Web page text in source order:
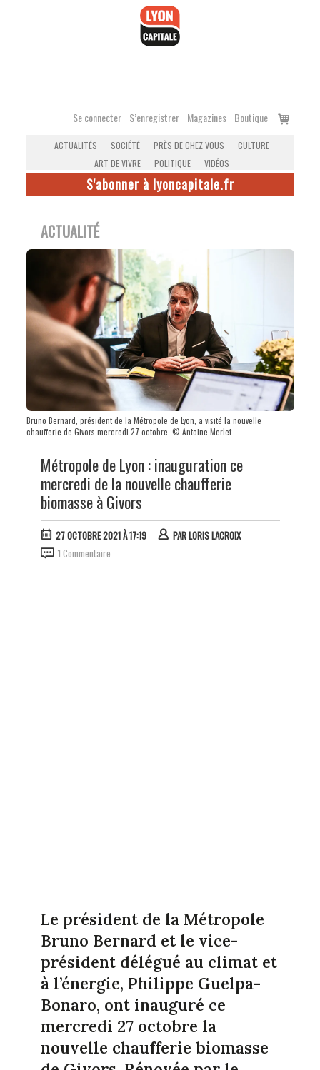
Se connecter S’enregistrer Magazines Boutique
Voir
ACTUALITÉS SOCIÉTÉ PRÈS DE CHEZ VOUS
CULTURE
ART DE VIVRE
POLITIQUE VIDÉOS
S'abonner à lyoncapitale.fr
ACTUALITÉ
Bruno Bernard, président de la Métropole de Lyon, a visité la nouvelle
chaufferie de Givors mercredi 27 octobre. © Antoine Merlet
Métropole de Lyon : inauguration ce
mercredi de la nouvelle chaufferie
biomasse à Givors
27 OCTOBRE 2021 À 17:19 PARLORIS LACROIX
1 Commentaire
Le président de la Métropole
Bruno Bernard et le vice-
président délégué au climat et
à l’énergie, Philippe Guelpa-
Bonaro, ont inauguré ce
mercredi 27 octobre la
nouvelle chaufferie biomasse